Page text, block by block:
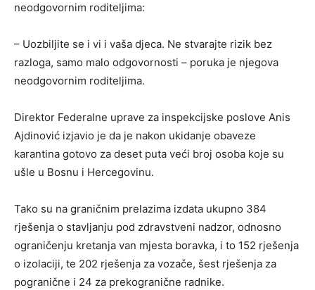
neodgovornim roditeljima:
– Uozbiljite se i vi i vaša djeca. Ne stvarajte rizik bez
razloga, samo malo odgovornosti – poruka je njegova
neodgovornim roditeljima.
Direktor Federalne uprave za inspekcijske poslove Anis
Ajdinović izjavio je da je nakon ukidanje obaveze
karantina gotovo za deset puta veći broj osoba koje su
ušle u Bosnu i Hercegovinu.
Tako su na graničnim prelazima izdata ukupno 384
rješenja o stavljanju pod zdravstveni nadzor, odnosno
ograničenju kretanja van mjesta boravka, i to 152 rješenja
o izolaciji, te 202 rješenja za vozače, šest rješenja za
pogranične i 24 za prekogranične radnike.